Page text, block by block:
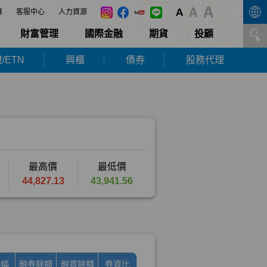
客服中心 人力資源
財富管理 國際金融 期貨 投顧
ETN 興櫃 債券 股務代理